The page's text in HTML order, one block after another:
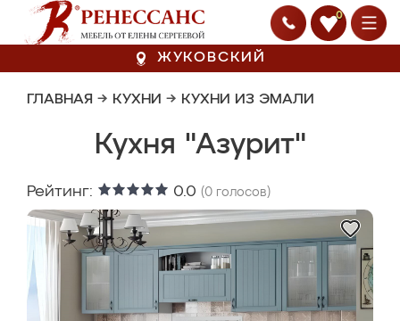
0
ЖУКОВСКИЙ
ГЛАВНАЯ → КУХНИ → КУХНИ ИЗ ЭМАЛИ
Кухня "Азурит"
Рейтинг: 0.0 (0 голосов)